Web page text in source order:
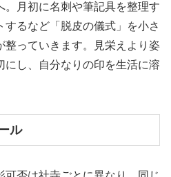
。月初に名刺や筆記具を整理す
するなど「脱皮の儀式」を小さ
整っていきます。見栄えより姿
にし、自分なりの印を生活に溶
ル